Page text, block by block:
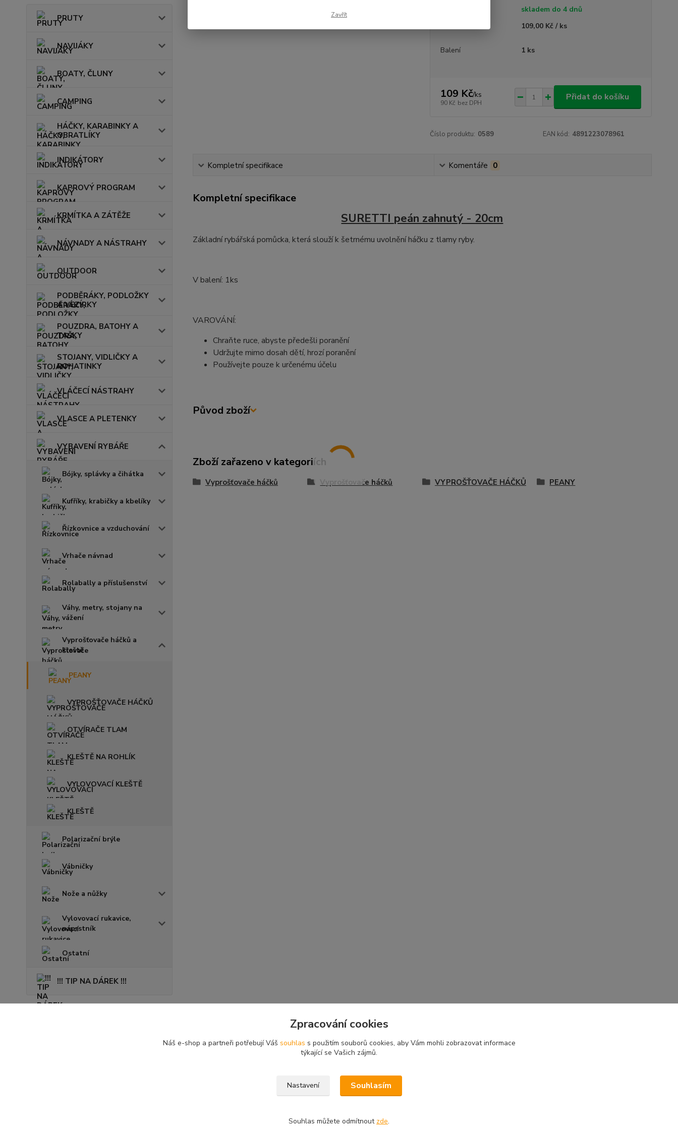
PRUTY
NAVIJÁKY
BOATY, ČLUNY
CAMPING
HÁČKY, KARABINKY A
OBRATLÍKY
INDIKÁTORY
KAPROVÝ PROGRAM
KRMÍTKA A ZÁTĚŽE
NÁVNADY A NÁSTRAHY
OUTDOOR
PODBĚRÁKY, PODLOŽKY
A VEZÍRKY
POUZDRA, BATOHY A
TAŠKY
STOJANY, VIDLIČKY A
ROHATINKY
VLÁČECÍ NÁSTRAHY
VLASCE A PLETENKY
VYBAVENÍ RYBÁŘE
Bójky, splávky a čihátka
Kufříky, krabičky a kbelíky
Řízkovnice a vzduchování
Vrhače návnad
Rolabally a příslušenství
Váhy, metry, stojany na
vážení
Vyprošťovače háčků a
kleště
PEANY
VYPROŠŤOVAČE HÁČKŮ
OTVÍRAČE TLAM
KLEŠTĚ NA ROHLÍK
VYLOVOVACÍ KLEŠTĚ
KLEŠTĚ
Polarizační brýle
Vábničky
Nože a nůžky
Vylovovací rukavice,
náprstník
Ostatní
!!! TIP NA DÁREK !!!
skladem do 4 dnů
109,00 Kč / ks
Balení 1 ks
109 Kč/ks
90 Kč bez DPH
Přidat do košíku
Číslo produktu: 0589 EAN kód: 4891223078961
Kompletní specifikace Komentáře 0
Kompletní specifikace
SURETTI peán zahnutý - 20cm
Základní rybářská pomůcka, která slouží k šetrnému uvolnění háčku z tlamy ryby.
V balení: 1ks
VAROVÁNÍ:
Chraňte ruce, abyste předešli poranění
Udržujte mimo dosah dětí, hrozí poranění
Používejte pouze k určenému účelu
Původ zboží
Zboží zařazeno v kategoriích
Vyprošťovače háčků Vyprošťovače háčků VYPROŠŤOVAČE HÁČKŮ PEANY
Zavřít
Zpracování cookies
Náš e-shop a partneři potřebují Váš souhlas s použitím souborů cookies, aby Vám mohli zobrazovat informace
týkající se Vašich zájmů.
Nastavení Souhlasím
Souhlas můžete odmítnout zde.